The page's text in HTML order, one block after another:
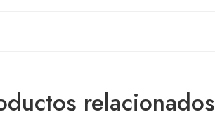
relacionados